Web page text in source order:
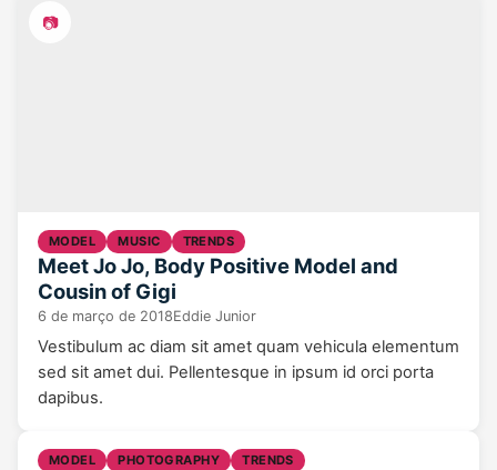
📷
MODEL MUSIC TRENDS
Meet Jo Jo, Body Positive Model and
Cousin of Gigi
6 de março de 2018Eddie Junior
Vestibulum ac diam sit amet quam vehicula elementum
sed sit amet dui. Pellentesque in ipsum id orci porta
dapibus.
MODEL PHOTOGRAPHY TRENDS